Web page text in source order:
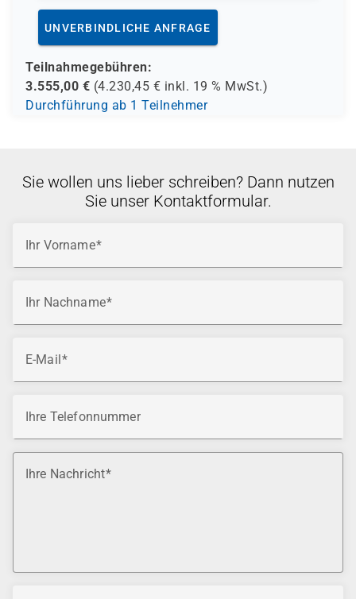
UNVERBINDLICHE ANFRAGE
Teilnahmegebühren:
3.555,00 € (4.230,45 € inkl. 19 % MwSt.)
Durchführung ab 1 Teilnehmer
Sie wollen uns lieber schreiben? Dann nutzen
Sie unser Kontaktformular.
Ihr Vorname
Ihr Nachname
E-Mail
Ihre Telefonnummer
Ihre Nachricht